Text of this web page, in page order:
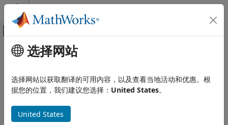
跳到内容
画布外导航菜单切换
文档主页
主要内容
本页内容对您有帮助吗？
选择网站
选择网站以获取翻译的可用内容，以及查看当地活动和优惠。根
据您的位置，我们建议您选择： United States。
United States